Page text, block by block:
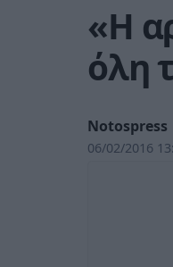
«Η
όλη
Notospress
06/02/2016